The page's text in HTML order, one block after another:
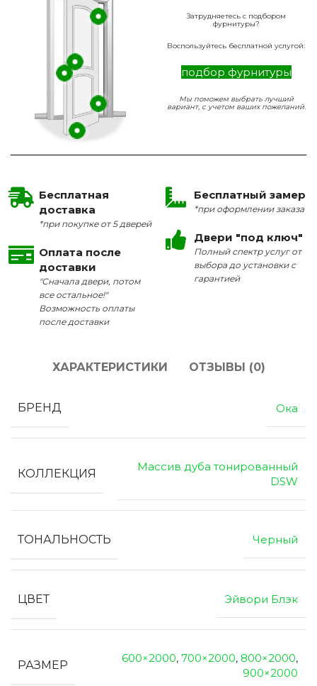
Затрудняетесь с подбором
фурнитуры?
Воспользуйтесь бесплатной услугой:
подбор фурнитуры
Мы поможем выбрать лучший
вариант, с учетом ваших пожеланий.
Бесплатная
доставка
*при покупке от 5 дверей
Оплата после
доставки
"Сначала двери, потом
все остальное!"
Возможность оплаты
после доставки
Бесплатный замер
*при оформлении заказа
Двери "под ключ"
Полный спектр услуг от
выбора до установки с
гарантией
ХАРАКТЕРИСТИКИ ОТЗЫВЫ (0)
БРЕНД Ока
КОЛЛЕКЦИЯ
Массив дуба тонированный
DSW
ТОНАЛЬНОСТЬ Черный
ЦВЕТ Эйвори Блэк
РАЗМЕР
600×2000, 700×2000, 800×2000,
900×2000